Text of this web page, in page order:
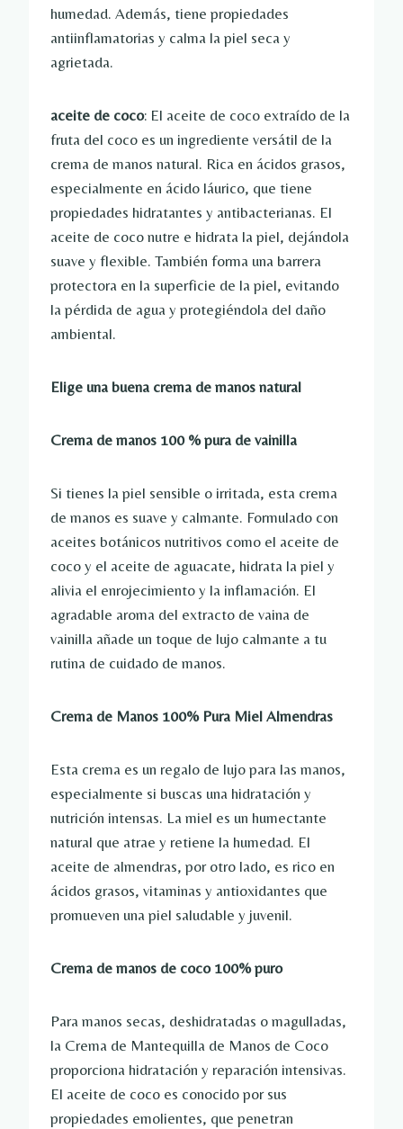
humedad. Además, tiene propiedades
antiinflamatorias y calma la piel seca y
agrietada.
aceite de coco: El aceite de coco extraído de la
fruta del coco es un ingrediente versátil de la
crema de manos natural. Rica en ácidos grasos,
especialmente en ácido láurico, que tiene
propiedades hidratantes y antibacterianas. El
aceite de coco nutre e hidrata la piel, dejándola
suave y flexible. También forma una barrera
protectora en la superficie de la piel, evitando
la pérdida de agua y protegiéndola del daño
ambiental.
Elige una buena crema de manos natural
Crema de manos 100 % pura de vainilla
Si tienes la piel sensible o irritada, esta crema
de manos es suave y calmante. Formulado con
aceites botánicos nutritivos como el aceite de
coco y el aceite de aguacate, hidrata la piel y
alivia el enrojecimiento y la inflamación. El
agradable aroma del extracto de vaina de
vainilla añade un toque de lujo calmante a tu
rutina de cuidado de manos.
Crema de Manos 100% Pura Miel Almendras
Esta crema es un regalo de lujo para las manos,
especialmente si buscas una hidratación y
nutrición intensas. La miel es un humectante
natural que atrae y retiene la humedad. El
aceite de almendras, por otro lado, es rico en
ácidos grasos, vitaminas y antioxidantes que
promueven una piel saludable y juvenil.
Crema de manos de coco 100% puro
Para manos secas, deshidratadas o magulladas,
la Crema de Mantequilla de Manos de Coco
proporciona hidratación y reparación intensivas.
El aceite de coco es conocido por sus
propiedades emolientes, que penetran